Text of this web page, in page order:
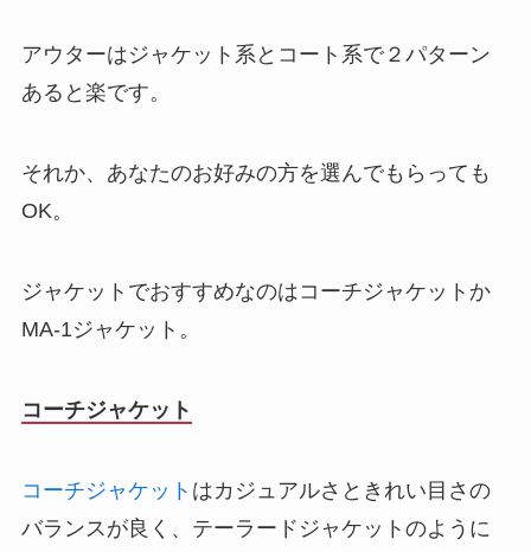
アウターはジャケット系とコート系で２パターン
あると楽です。
それか、あなたのお好みの方を選んでもらっても
OK。
ジャケットでおすすめなのはコーチジャケットか
MA-1ジャケット。
コーチジャケット
コーチジャケット はカジュアルさときれい目さの
バランスが良く、テーラードジャケットのように